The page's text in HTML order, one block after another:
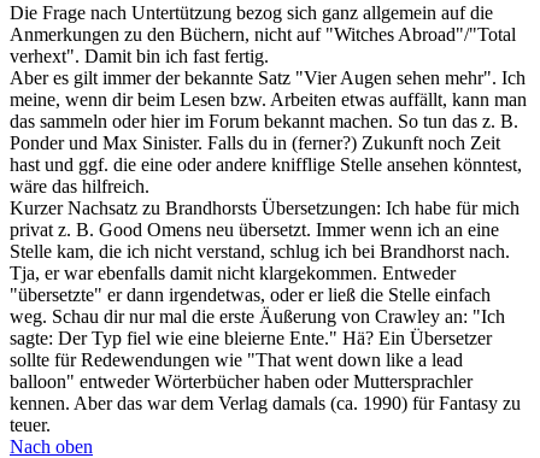
Die Frage nach Untertützung bezog sich ganz allgemein auf die
Anmerkungen zu den Büchern, nicht auf "Witches Abroad"/"Total
verhext". Damit bin ich fast fertig.
Aber es gilt immer der bekannte Satz "Vier Augen sehen mehr". Ich
meine, wenn dir beim Lesen bzw. Arbeiten etwas auffällt, kann man
das sammeln oder hier im Forum bekannt machen. So tun das z. B.
Ponder und Max Sinister. Falls du in (ferner?) Zukunft noch Zeit
hast und ggf. die eine oder andere knifflige Stelle ansehen könntest,
wäre das hilfreich.
Kurzer Nachsatz zu Brandhorsts Übersetzungen: Ich habe für mich
privat z. B. Good Omens neu übersetzt. Immer wenn ich an eine
Stelle kam, die ich nicht verstand, schlug ich bei Brandhorst nach.
Tja, er war ebenfalls damit nicht klargekommen. Entweder
"übersetzte" er dann irgendetwas, oder er ließ die Stelle einfach
weg. Schau dir nur mal die erste Äußerung von Crawley an: "Ich
sagte: Der Typ fiel wie eine bleierne Ente." Hä? Ein Übersetzer
sollte für Redewendungen wie "That went down like a lead
balloon" entweder Wörterbücher haben oder Muttersprachler
kennen. Aber das war dem Verlag damals (ca. 1990) für Fantasy zu
teuer.
Nach oben